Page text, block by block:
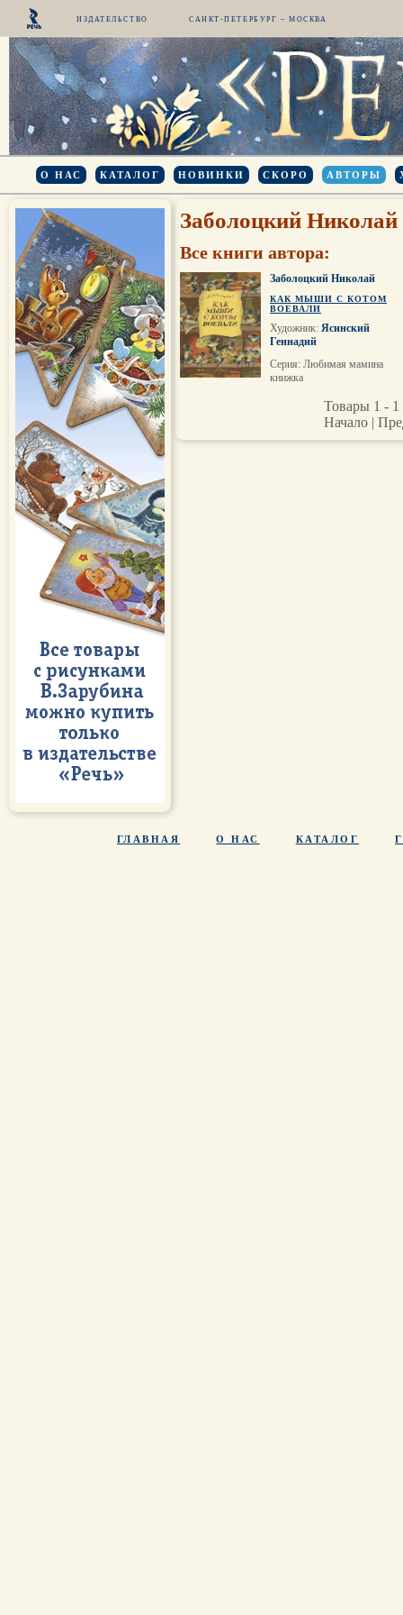
ИЗДАТЕЛЬСТВО САНКТ-ПЕТЕРБУРГ – МОСКВА
О НАС КАТАЛОГ НОВИНКИ СКОРО АВТОРЫ
Заболоцкий Николай
Все книги автора:
Заболоцкий Николай
КАК МЫШИ С КОТОМ
ВОЕВАЛИ
Художник: Ясинский
Геннадий
Серия: Любимая мамина
книжка
Товары 1 - 1
Начало |
ГЛАВНАЯ О НАС КАТАЛОГ